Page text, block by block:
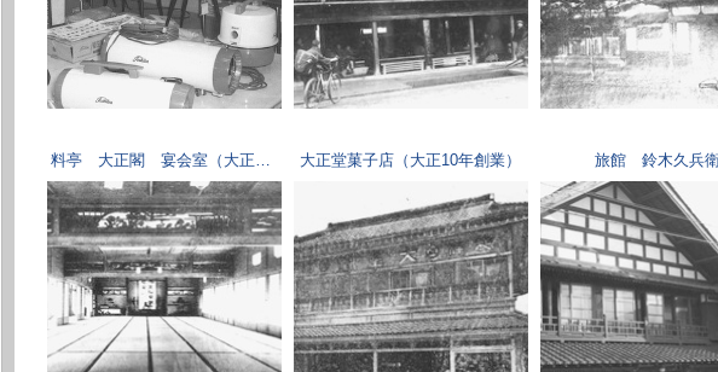
料亭 大正閣 宴会室（大正11年建築） 大正堂菓子店（大正10年創業） 旅館 鈴木久兵